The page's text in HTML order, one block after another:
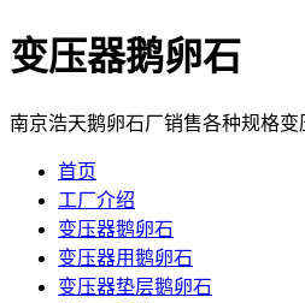
变压器鹅卵石
南京浩天鹅卵石厂销售各种规格
首页
工厂介绍
变压器鹅卵石
变压器用鹅卵石
变压器垫层鹅卵石